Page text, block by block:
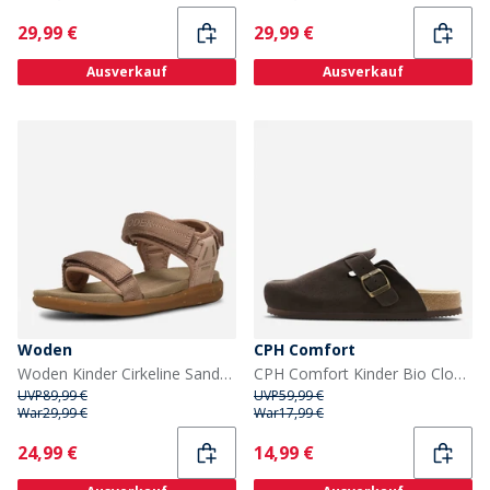
Current
29,99 €
Ausverkauf
Current
29,99 €
Ausverkauf
Woden
Woden Kinder Cirkeline Sandalen 800 Dry Rose
UVP89,99 €
War29,99 €
Current
24,99 €
CPH Comfort
CPH Comfort Kinder Bio Clogs Wildleder Sandalen Dark Brown
UVP59,99 €
War17,99 €
Current
14,99 €